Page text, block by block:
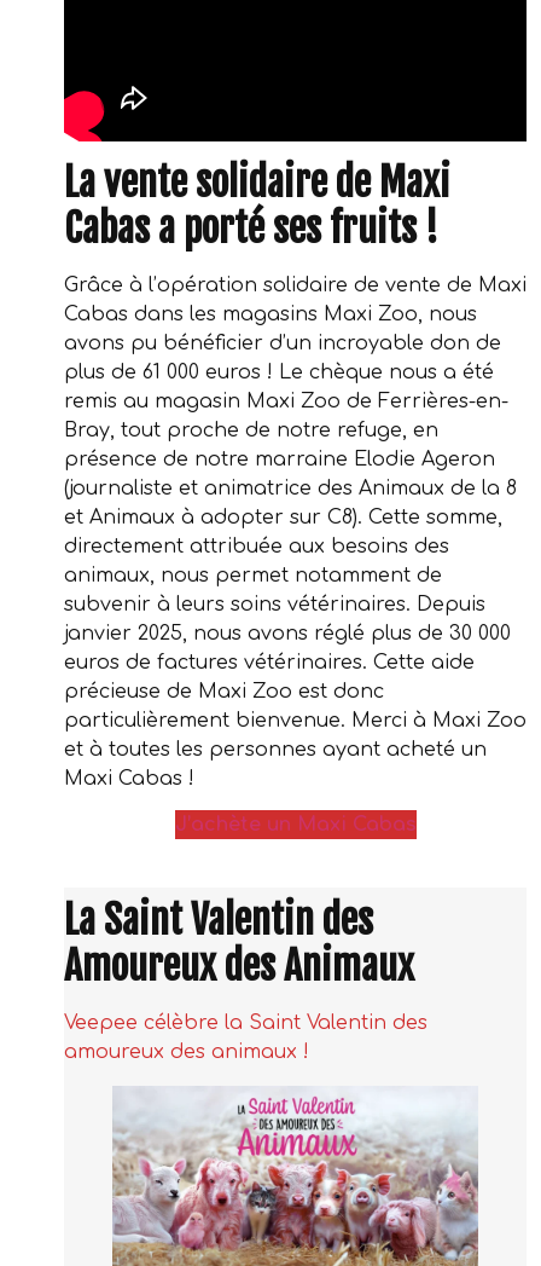
La vente solidaire de Maxi
Cabas a porté ses fruits !
Grâce à l’opération solidaire de vente de Maxi
Cabas dans les magasins Maxi Zoo, nous
avons pu bénéficier d’un incroyable don de
plus de 61 000 euros ! Le chèque nous a été
remis au magasin Maxi Zoo de Ferrières-en-
Bray, tout proche de notre refuge, en
présence de notre marraine Elodie Ageron
(journaliste et animatrice des Animaux de la 8
et Animaux à adopter sur C8). Cette somme,
directement attribuée aux besoins des
animaux, nous permet notamment de
subvenir à leurs soins vétérinaires. Depuis
janvier 2025, nous avons réglé plus de 30 000
euros de factures vétérinaires. Cette aide
précieuse de Maxi Zoo est donc
particulièrement bienvenue. Merci à Maxi Zoo
et à toutes les personnes ayant acheté un
Maxi Cabas !
J’achète un Maxi Cabas
La Saint Valentin des
Amoureux des Animaux
Veepee célèbre la Saint Valentin des
amoureux des animaux !